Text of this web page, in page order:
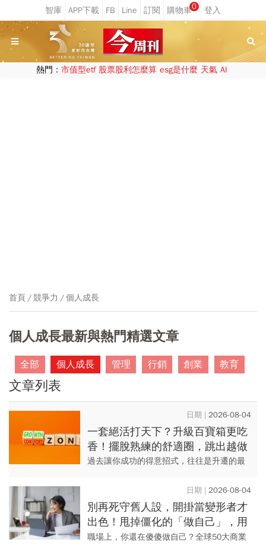
0
熱門： 市值型etf 股票股利怎麼算 esg是什麼 天氣 AI
首頁 競爭力 個人成長
個人成長最新與熱門精選文章
全部 個人成長 管理 行銷 創業 教育
文章列表
2026-08-04
一套絕活打天下？升級百寶箱更吃
香！擺脫熟練的舒適圈，跳出越做
越窄的專業陷阱
過去讓你成功的得意招式，往往是升遷的最
會放手熟練庶務、解鎖新技能，才能跳出窮
忙循環，攀上職涯新高點！
2026-08-04
別再死守舊人設，開掛當變形者才
出色！甩掉僵化的「做自己」，用
「隨機應變」解鎖職涯
職場上，你還在傻傻做自己？全球50大商業